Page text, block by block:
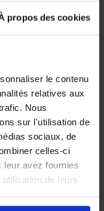
propos des cookies
le contenu
relatives aux
Nous
sur l'utilisation de
sociaux, de
celles-ci
leur avez fournies
de leurs
acceptez
jours pour changer
satisfait ou